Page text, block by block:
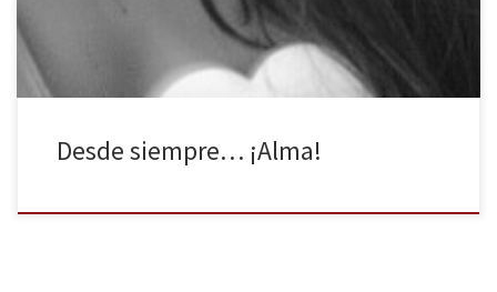
Desde siempre… ¡Alma!